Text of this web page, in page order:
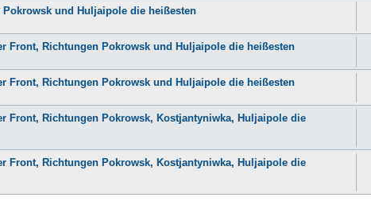
Pokrowsk und Huljaipole die heißesten
Front, Richtungen Pokrowsk und Huljaipole die heißesten
Front, Richtungen Pokrowsk und Huljaipole die heißesten
Front, Richtungen Pokrowsk, Kostjantyniwka, Huljaipole die
Front, Richtungen Pokrowsk, Kostjantyniwka, Huljaipole die